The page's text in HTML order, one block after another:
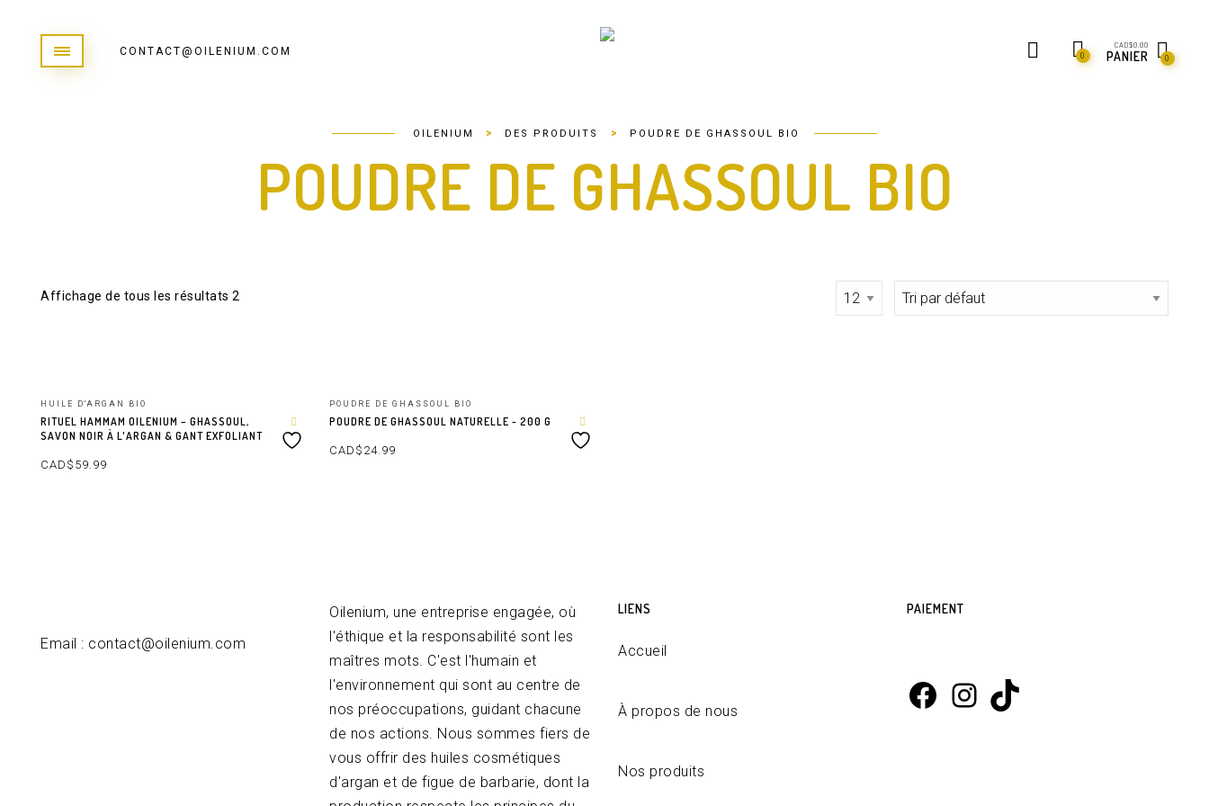
CONTACT@OILENIUM.COM 0
CAD$0.00
PANIER 0
OILENIUM > DES PRODUITS > POUDRE DE GHASSOUL BIO
POUDRE DE GHASSOUL BIO
Affichage de tous les résultats 2
HUILE D'ARGAN BIO
RITUEL HAMMAM OILENIUM – GHASSOUL,
SAVON NOIR À L'ARGAN & GANT EXFOLIANT
CAD$ 59.99
POUDRE DE GHASSOUL BIO
POUDRE DE GHASSOUL NATURELLE - 200 G
CAD$ 24.99
Email : contact@oilenium.com
Oilenium, une entreprise engagée, où
l'éthique et la responsabilité sont les
maîtres mots. C'est l'humain et
l'environnement qui sont au centre de
nos préoccupations, guidant chacune
de nos actions. Nous sommes fiers de
vous offrir des huiles cosmétiques
d'argan et de figue de barbarie, dont la
LIENS
Accueil
À propos de nous
Nos produits
PAIEMENT
Facebook
Instagram
TikTok